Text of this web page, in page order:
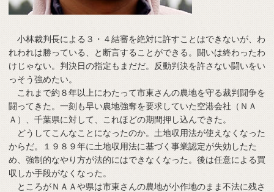
小林裁判長による３・４結審を絶対に許すことはできないが、わ
れわれは勝っている、と断言することができる。闘いは終わったわ
けじゃない。判決日の指定もまだだ。反動判決を許さない闘いをい
っそう強めたい。
これまで約８年以上にわたって市東さんの農地を守る裁判闘争を
闘ってきた。一刻も早い農地強奪を要求していた空港会社（ＮＡ
Ａ）、千葉県に対して、これほどの期間押し込んできた。
どうしてこんなことになったのか。土地収用法が使えなくなった
からだ。１９８９年に土地収用法に基づく事業認定が失効したた
め、強制的なやり方が法的にはできなくなった。後は任意による買
収しか手段がなくなった。
ところがＮＡＡや県は市東さんの農地が小作地のまま不法に残さ